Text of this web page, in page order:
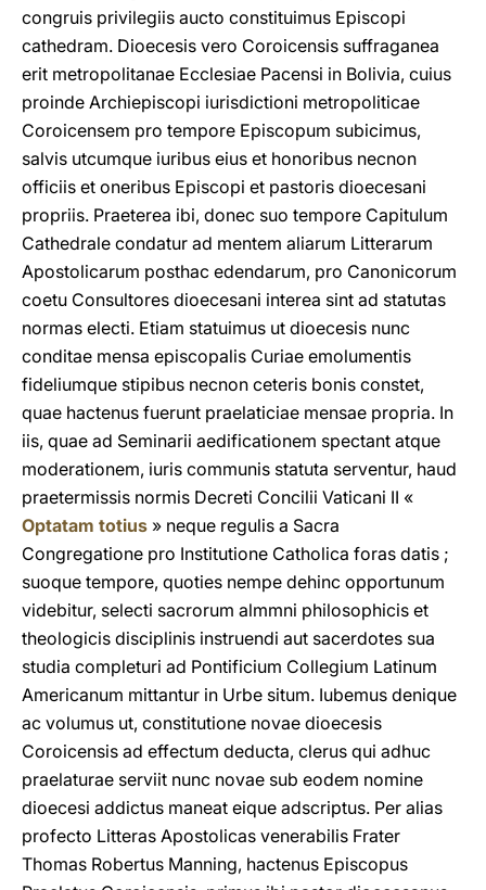
congruis privilegiis aucto constituimus Episcopi
cathedram. Dioecesis vero Coroicensis suffraganea
erit metropolitanae Ecclesiae Pacensi in Bolivia, cuius
proinde Archiepiscopi iurisdictioni metropoliticae
Coroicensem pro tempore Episcopum subicimus,
salvis utcumque iuribus eius et honoribus necnon
officiis et oneribus Episcopi et pastoris dioecesani
propriis. Praeterea ibi, donec suo tempore Capitulum
Cathedrale condatur ad mentem aliarum Litterarum
Apostolicarum posthac edendarum, pro Canonicorum
coetu Consultores dioecesani interea sint ad statutas
normas electi. Etiam statuimus ut dioecesis nunc
conditae mensa episcopalis Curiae emolumentis
fideliumque stipibus necnon ceteris bonis constet,
quae hactenus fuerunt praelaticiae mensae propria. In
iis, quae ad Seminarii aedificationem spectant atque
moderationem, iuris communis statuta serventur, haud
praetermissis normis Decreti Concilii Vaticani II «
Optatam totius » neque regulis a Sacra
Congregatione pro Institutione Catholica foras datis ;
suoque tempore, quoties nempe dehinc opportunum
videbitur, selecti sacrorum almmni philosophicis et
theologicis disciplinis instruendi aut sacerdotes sua
studia completuri ad Pontificium Collegium Latinum
Americanum mittantur in Urbe situm. Iubemus denique
ac volumus ut, constitutione novae dioecesis
Coroicensis ad effectum deducta, clerus qui adhuc
praelaturae serviit nunc novae sub eodem nomine
dioecesi addictus maneat eique adscriptus. Per alias
profecto Litteras Apostolicas venerabilis Frater
Thomas Robertus Manning, hactenus Episcopus